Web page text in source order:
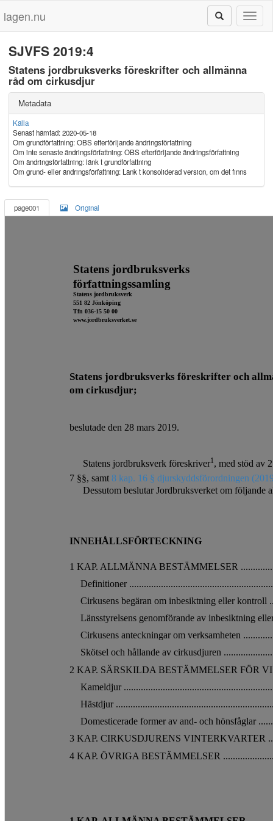
lagen.nu
SJVFS 2019:4
Statens jordbruksverks föreskrifter och allmänna
råd om cirkusdjur
Metadata
Källa
Senast hämtad: 2020-05-18
Om grundförfattning: OBS efterförljande ändringsförfattning
Om inte senaste ändringsförfattning: OBS efterförljande ändringsförfattning
Om ändringsförfattning: länk t grundförfattning
Om grund- eller ändringsförfattning: Länk t konsoliderad version, om det finns
page001 Original
Statens jordbruksverks
författningssamling
Statens jordbruksverk
551 82 Jönköping
Tfn 036-15 50 00
www.jordbruksverket.se
Statens jordbruksverks föreskrifter och
om cirkusdjur;
beslutade den 28 mars 2019.
Statens jordbruksverk föreskriver1, med stöd av
7 §§, samt 8 kap. 16 § djurskyddsförordningen
Dessutom beslutar Jordbruksverket om följande
INNEHÅLLSFÖRTECKNING
1 KAP. ALLMÄNNA BESTÄMMELSER
Definitioner
Cirkusens begäran om inbesiktning eller kontroll
Länsstyrelsens genomförande av inbesiktning
Cirkusens anteckningar om verksamheten
Skötsel och hållande av cirkusdjuren
2 KAP. SÄRSKILDA BESTÄMMELSER FÖR
Kameldjur
Hästdjur
Domesticerade former av and- och hönsfåglar
3 KAP. CIRKUSDJURENS VINTERKVARTER
4 KAP. ÖVRIGA BESTÄMMELSER